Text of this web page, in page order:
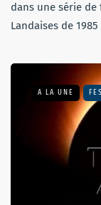
dans une série
Landaises de
A LA UNE